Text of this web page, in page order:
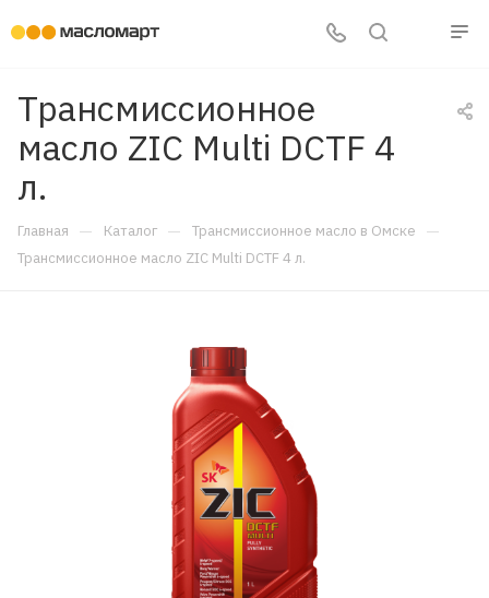
Трансмиссионное
масло ZIC Multi DCTF 4
л.
Главная — Каталог — Трансмиссионное масло в Омске —
Трансмиссионное масло ZIC Multi DCTF 4 л.